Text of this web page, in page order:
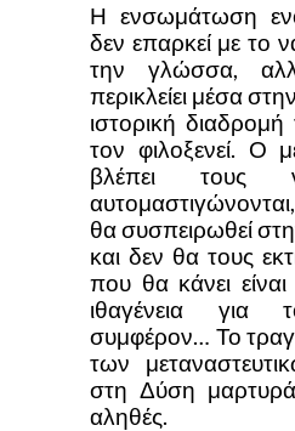
Η ενσωμάτωση
δεν επαρκεί με το
την γλώσσα,
περικλείει μέσα
ιστορική
τον φιλοξενεί. Ο
βλέπει τους
θα συσπειρωθεί
και δεν θα τους
που θα κάνει
ιθαγένεια
συμφέρον… Το
των
στη Δύση
αληθές.